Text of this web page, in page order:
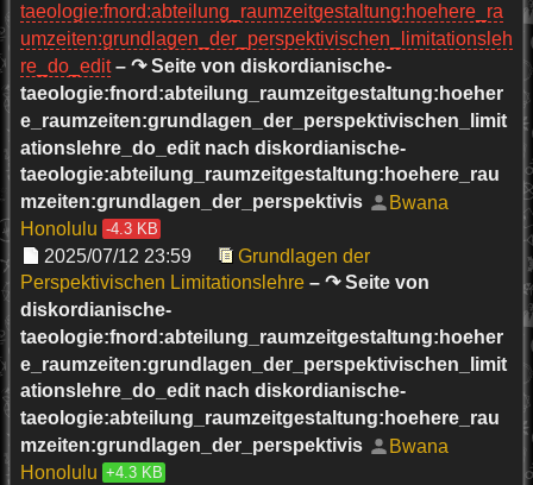
taeologie:fnord:abteilung_raumzeitgestaltung:hoehere_ra
umzeiten:grundlagen_der_perspektivischen_limitationsleh
re_do_edit – ↷ Seite von diskordianische-
taeologie:fnord:abteilung_raumzeitgestaltung:hoeher
e_raumzeiten:grundlagen_der_perspektivischen_limit
ationslehre_do_edit nach diskordianische-
taeologie:abteilung_raumzeitgestaltung:hoehere_rau
mzeiten:grundlagen_der_perspektivis
Bwana
Honolulu -4.3 KB
2025/07/12 23:59
Grundlagen der
Perspektivischen Limitationslehre – ↷ Seite von
diskordianische-
taeologie:fnord:abteilung_raumzeitgestaltung:hoeher
e_raumzeiten:grundlagen_der_perspektivischen_limit
ationslehre_do_edit nach diskordianische-
taeologie:abteilung_raumzeitgestaltung:hoehere_rau
mzeiten:grundlagen_der_perspektivis
Bwana
Honolulu +4.3 KB